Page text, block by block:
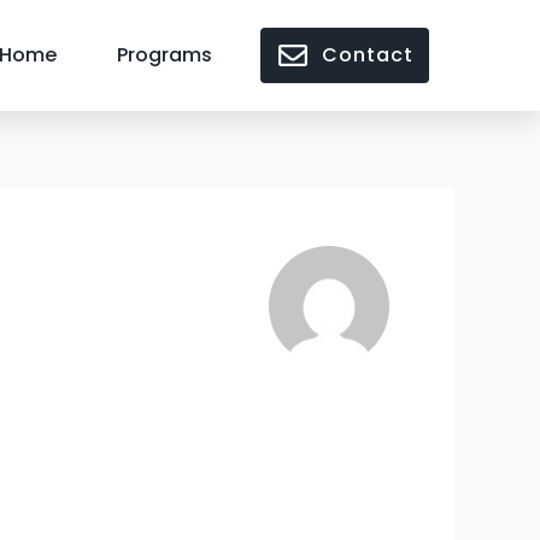
Programs Contact